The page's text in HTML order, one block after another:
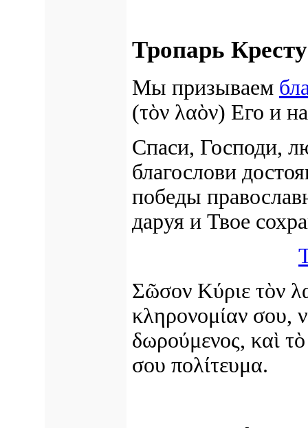
Тропарь Кресту
Мы призываем
(τὸν λαὸν) Его и
Спаси, Господи,
благослови
победы
даруя и Твое
Σῶσον Κύριε τὸν
κληρονομίαν σου,
δωρούμενος, καὶ
σου πολίτευμα.